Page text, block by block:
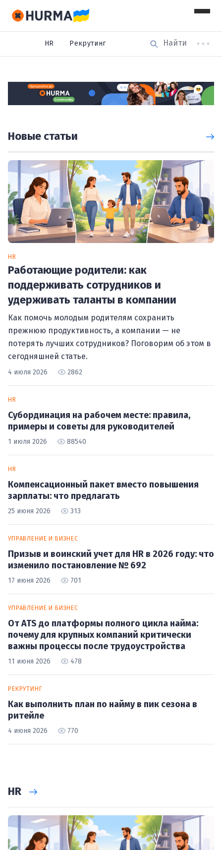
HR Рекрутинг
Новые статьи
HR
Работающие родители: как
поддерживать сотрудников и
удерживать таланты в компании
Как помочь молодым родителям сохранить
прежнюю продуктивность, а компании — не
потерять лучших сотрудников? Поговорим об этом в
сегодняшней статье.
4 июля 2026 2862
HR
Субординация на рабочем месте: правила,
примеры и советы для руководителей
1 июля 2026 88540
HR
Компенсационный пакет вместо повышения
зарплаты: что предлагать
25 июня 2026 313
УПРАВЛЕНИЕ И БИЗНЕС
Призыв и воинский учет для HR в 2026 году: что
изменило постановление № 692
17 июня 2026 701
УПРАВЛЕНИЕ И БИЗНЕС
От ATS до платформы полного цикла найма:
почему для крупных компаний критически
важны процессы после трудоустройства
11 июня 2026 478
РЕКРУТИНГ
Как выполнить план по найму в пик сезона в
ритейле
4 июня 2026 770
HR